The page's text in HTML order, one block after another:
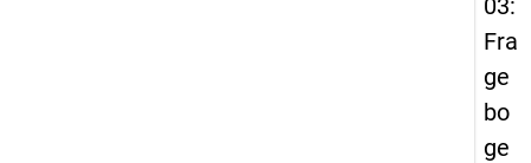
03:
Fra
ge
bo
ge